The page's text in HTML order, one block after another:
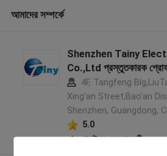
আমাদের সম্পর্কে
Shenzhen Tainy
Co.,Ltd প্রস্তুতকারক
4F, Tangfeng
Xing'an Street,Bao'an
Shenzhen, Guangdong,
5.0
যাচাইকৃত সরবরাহকারী